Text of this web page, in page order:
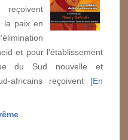
la paix en
et pour l'établissement
du Sud nouvelle et
africains reçoivent [En